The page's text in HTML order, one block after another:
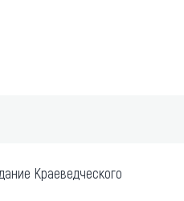
Краеведческого